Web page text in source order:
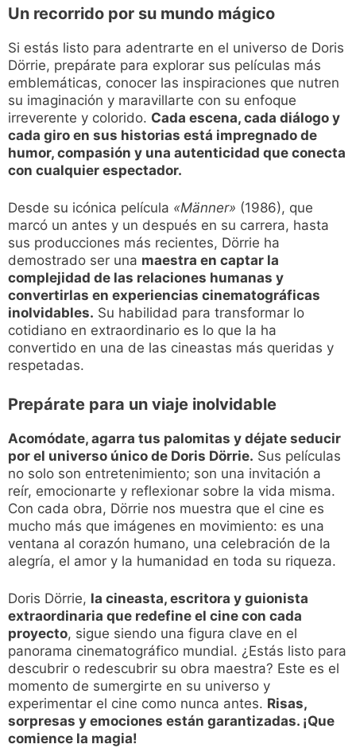
Un recorrido por su mundo mágico
Si estás listo para adentrarte en el universo de Doris
Dörrie, prepárate para explorar sus películas más
emblemáticas, conocer las inspiraciones que nutren
su imaginación y maravillarte con su enfoque
irreverente y colorido. Cada escena, cada diálogo y
cada giro en sus historias está impregnado de
humor, compasión y una autenticidad que conecta
con cualquier espectador.
Desde su icónica película «Männer» (1986), que
marcó un antes y un después en su carrera, hasta
sus producciones más recientes, Dörrie ha
demostrado ser una maestra en captar la
complejidad de las relaciones humanas y
convertirlas en experiencias cinematográficas
inolvidables. Su habilidad para transformar lo
cotidiano en extraordinario es lo que la ha
convertido en una de las cineastas más queridas y
respetadas.
Prepárate para un viaje inolvidable
Acomódate, agarra tus palomitas y déjate seducir
por el universo único de Doris Dörrie. Sus películas
no solo son entretenimiento; son una invitación a
reír, emocionarte y reflexionar sobre la vida misma.
Con cada obra, Dörrie nos muestra que el cine es
mucho más que imágenes en movimiento: es una
ventana al corazón humano, una celebración de la
alegría, el amor y la humanidad en toda su riqueza.
Doris Dörrie, la cineasta, escritora y guionista
extraordinaria que redefine el cine con cada
proyecto, sigue siendo una figura clave en el
panorama cinematográfico mundial. ¿Estás listo para
descubrir o redescubrir su obra maestra? Este es el
momento de sumergirte en su universo y
experimentar el cine como nunca antes. Risas,
sorpresas y emociones están garantizadas. ¡Que
comience la magia!